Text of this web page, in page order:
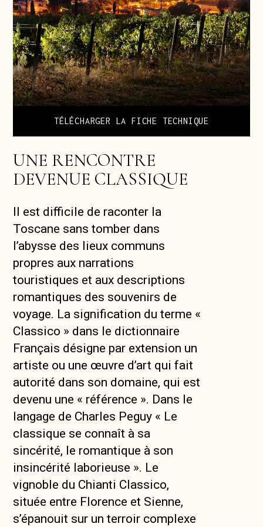
TÉLÉCHARGER LA FICHE TECHNIQUE
UNE RENCONTRE
DEVENUE CLASSIQUE
Il est difficile de raconter la
Toscane sans tomber dans
l’abysse des lieux communs
propres aux narrations
touristiques et aux descriptions
romantiques des souvenirs de
voyage. La signification du terme «
Classico » dans le dictionnaire
Français désigne par extension un
artiste ou une œuvre d’art qui fait
autorité dans son domaine, qui est
devenu une « référence ». Dans le
langage de Charles Peguy « Le
classique se connaît à sa
sincérité, le romantique à son
insincérité laborieuse ». Le
vignoble du Chianti Classico,
située entre Florence et Sienne,
s’épanouit sur un terroir complexe